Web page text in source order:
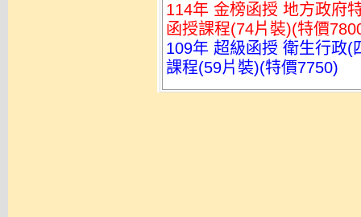
114年 金榜函授 地方政府
函授課程(74片裝)(特價
109年 超級函授 衛生行政(
課程(59片裝)(特價7750)